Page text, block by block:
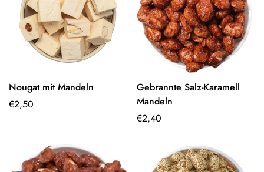
Optionen
Nougat mit Mandeln
Regulärer
€2,50
Optionen
Gebrannte Salz-Karamell
Mandeln
Regulärer
€2,40